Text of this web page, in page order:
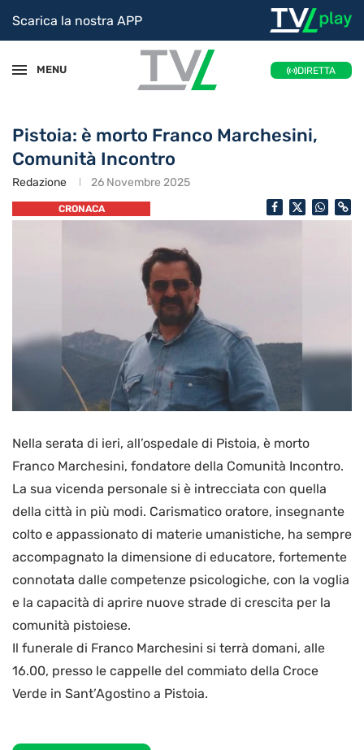
Scarica la nostra APP
MENU DIRETTA
Pistoia: è morto Franco Marchesini,
Comunità Incontro
Redazione 26 Novembre 2025
CRONACA
Nella serata di ieri, all’ospedale di Pistoia, è morto
Franco Marchesini, fondatore della Comunità Incontro.
La sua vicenda personale si è intrecciata con quella
della città in più modi. Carismatico oratore, insegnante
colto e appassionato di materie umanistiche, ha sempre
accompagnato la dimensione di educatore, fortemente
connotata dalle competenze psicologiche, con la voglia
e la capacità di aprire nuove strade di crescita per la
comunità pistoiese.
Il funerale di Franco Marchesini si terrà domani, alle
16.00, presso le cappelle del commiato della Croce
Verde in Sant’Agostino a Pistoia.